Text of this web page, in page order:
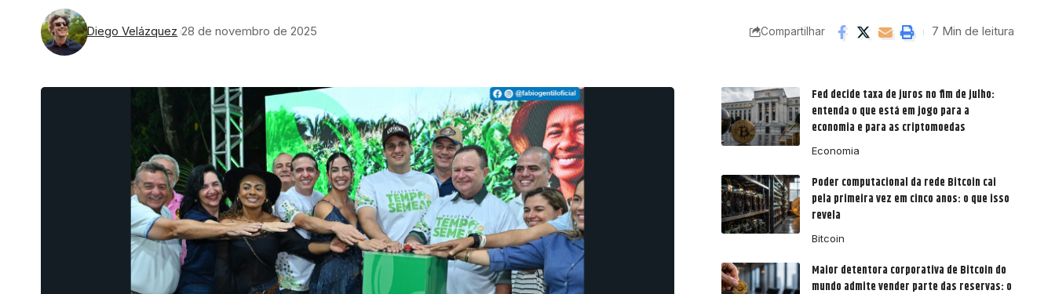
Diego Velázquez 28 de novembro de 2025 Compartilhar 7 Min de leitura
Fed decide taxa de juros no fim de julho:
entenda o que está em jogo para a
economia e para as criptomoedas
Economia
Poder computacional da rede Bitcoin cai
pela primeira vez em cinco anos: o que isso
revela
Bitcoin
Maior detentora corporativa de Bitcoin do
mundo admite vender parte das reservas: o